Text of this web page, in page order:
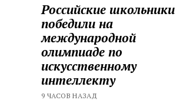
Российские школьники
победили на
международной
олимпиаде по
искусственному
интеллекту
9 ЧАСОВ НАЗАД